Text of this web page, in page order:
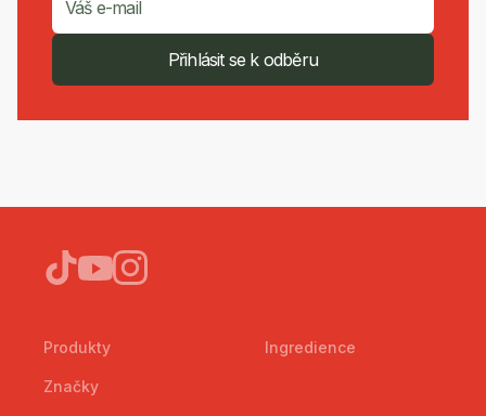
Přihlásit se k odběru
Produkty
Značky
Ingredience